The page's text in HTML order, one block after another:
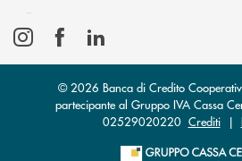
© 2026 Banca di Credito
partecipante al Gruppo IVA Cassa
02529020220 Crediti|